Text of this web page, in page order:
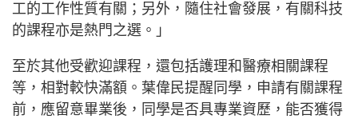
工的工作性質有關；另外，隨住社會發展，有關科技
的課程亦是熱門之選。」
至於其他受歡迎課程，還包括護理和醫療相關課程
等，相對較快滿額。葉偉民提醒同學，申請有關課程
前，應留意畢業後，同學是否具專業資歷，能否獲得